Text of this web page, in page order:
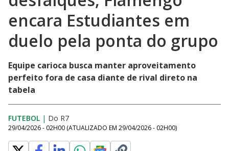
encara Estudiantes em
duelo pela ponta do grupo
Equipe carioca busca manter aproveitamento
perfeito fora de casa diante de rival direto na
tabela
FUTEBOL | Do R7
29/04/2026 - 02H00 (ATUALIZADO EM 29/04/2026 - 02H00)